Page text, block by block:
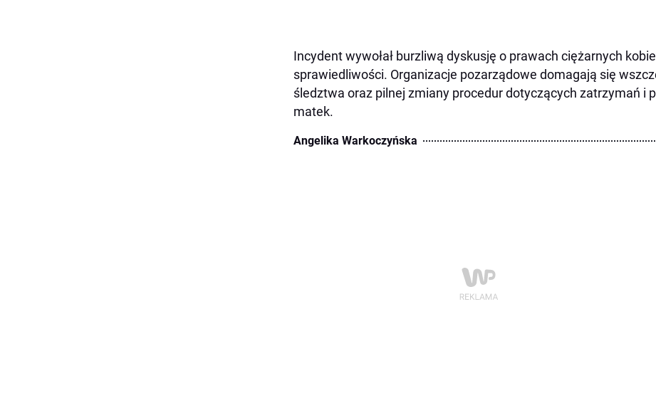
Incydent wywołał burzliwą dyskusję o prawach ciężarnych
sprawiedliwości. Organizacje pozarządowe domagają się
śledztwa oraz pilnej zmiany procedur dotyczących zatrzymań i
matek.
Angelika Warkoczyńska